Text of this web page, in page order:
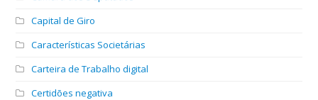
Capital de Giro
Características Societárias
Carteira de Trabalho digital
Certidões negativa